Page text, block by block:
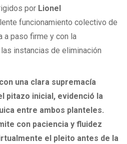
por Lionel
funcionamiento colectivo de
a paso firme y con la
instancias de eliminación
una clara supremacía
pitazo inicial, evidenció la
entre ambos planteles.
con paciencia y fluidez
el pleito antes de la